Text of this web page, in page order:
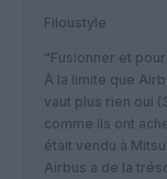
Filoustyle
“Fusionner et
À la limite que
vaut plus rien oui
comme ils ont
était vendu à
Airbus a de la